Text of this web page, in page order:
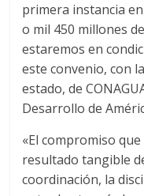
primera instancia
o mil 450 millones
estaremos en
este convenio, con
estado, de
Desarrollo de
«El compromiso
resultado tangible
coordinación, la